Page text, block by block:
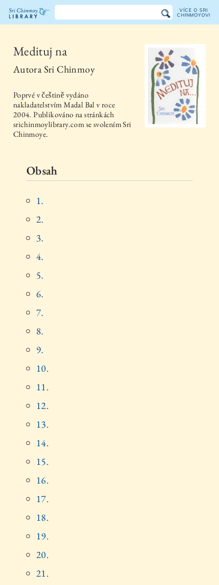
Knihovna
Sri
Chinmoye
VÍCE O SRI
CHINMOYOVI
Medituj na
AutoraSri Chinmoy
Poprvé v češtině vydáno
nakladatelstvímMadal Balv roce
2004. Publikováno na stránkách
srichinmoylibrary.com se svolením Sri
Chinmoye.
Obsah
1.
2.
3.
4.
5.
6.
7.
8.
9.
10.
11.
12.
13.
14.
15.
16.
17.
18.
19.
20.
21.